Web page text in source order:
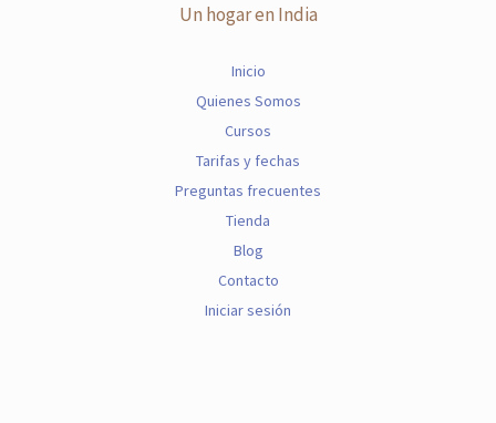
Un hogar en India
Inicio
Quienes Somos
Cursos
Tarifas y fechas
Preguntas frecuentes
Tienda
Blog
Contacto
Iniciar sesión